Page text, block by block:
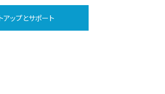
アップとサポート